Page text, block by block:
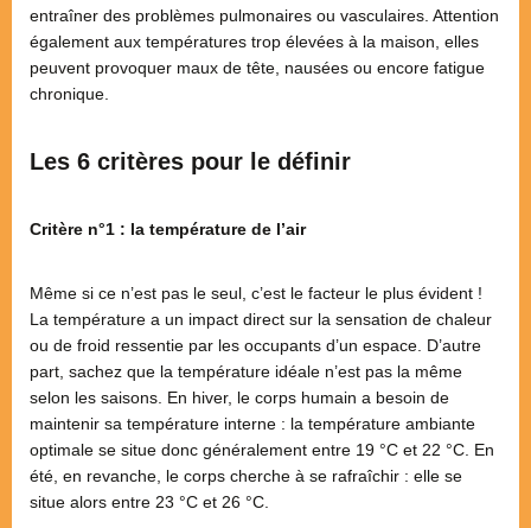
entraîner des problèmes pulmonaires ou vasculaires. Attention
également aux températures trop élevées à la maison, elles
peuvent provoquer maux de tête, nausées ou encore fatigue
chronique.
Les 6 critères pour le définir
Critère n°1 : la température de l’air
Même si ce n’est pas le seul, c’est le facteur le plus évident !
La température a un impact direct sur la sensation de chaleur
ou de froid ressentie par les occupants d’un espace. D’autre
part, sachez que la température idéale n’est pas la même
selon les saisons. En hiver, le corps humain a besoin de
maintenir sa température interne : la température ambiante
optimale se situe donc généralement entre 19 °C et 22 °C. En
été, en revanche, le corps cherche à se rafraîchir : elle se
situe alors entre 23 °C et 26 °C.